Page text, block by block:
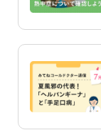
よくあるご質